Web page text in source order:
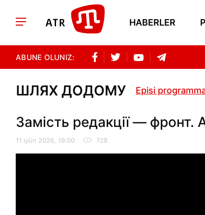
HABERLER
ABUNE OLUNIZ:
ШЛЯХ ДОДОМУ Episi
Замість редакції — фронт.
11 iyün 2026, 19:00 728